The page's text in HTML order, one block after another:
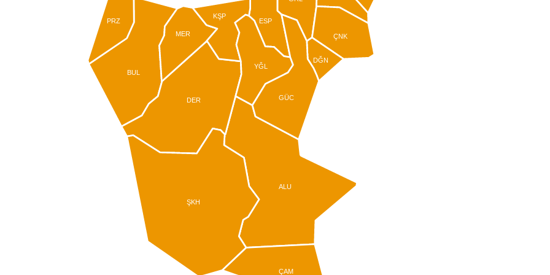
ALU
BUL
DER
ESP
MER
KŞP
ŞKH
PRZ
YĞL
ÇAM
ÇNK
DĞN
GÜC